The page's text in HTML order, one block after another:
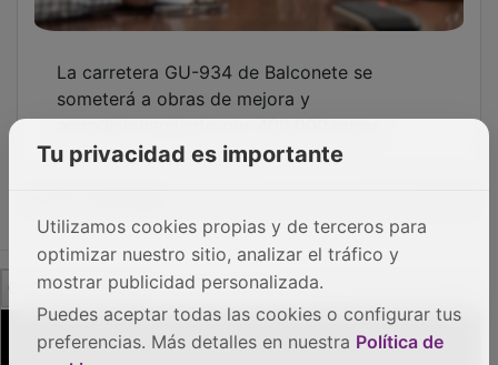
someterá a obras de mejora y
acondicionamiento por 400.000 euros
GUADA TV MEDIA
Tu privacidad es importante
Utilizamos cookies propias y de terceros para
optimizar nuestro sitio, analizar el tráfico y
mostrar publicidad personalizada.
Puedes aceptar todas las cookies o configurar tus
preferencias. Más detalles en nuestra Política de